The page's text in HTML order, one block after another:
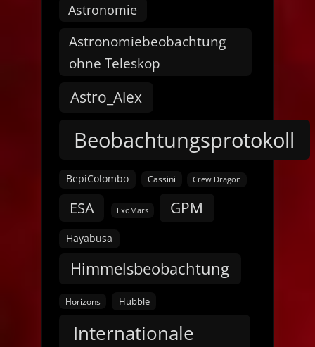
Astronomie
Astronomiebeobachtung
ohne Teleskop
Astro_Alex
Beobachtungsprotokoll
BepiColombo Cassini Crew Dragon
ESA ExoMars GPM
Hayabusa
Himmelsbeobachtung
Horizons Hubble
Internationale